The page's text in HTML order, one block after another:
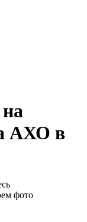
АХО в
фото